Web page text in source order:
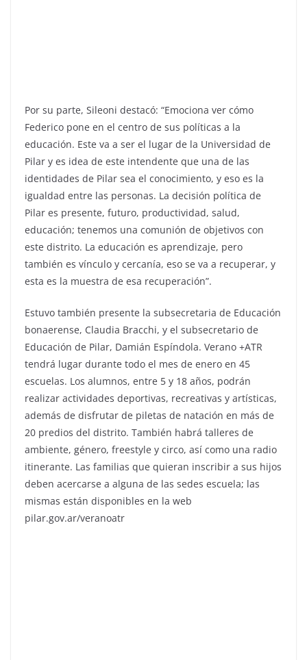
Por su parte, Sileoni destacó: “Emociona ver cómo
Federico pone en el centro de sus políticas a la
educación. Este va a ser el lugar de la Universidad de
Pilar y es idea de este intendente que una de las
identidades de Pilar sea el conocimiento, y eso es la
igualdad entre las personas. La decisión política de
Pilar es presente, futuro, productividad, salud,
educación; tenemos una comunión de objetivos con
este distrito. La educación es aprendizaje, pero
también es vínculo y cercanía, eso se va a recuperar, y
esta es la muestra de esa recuperación”.
Estuvo también presente la subsecretaria de Educación
bonaerense, Claudia Bracchi, y el subsecretario de
Educación de Pilar, Damián Espíndola. Verano +ATR
tendrá lugar durante todo el mes de enero en 45
escuelas. Los alumnos, entre 5 y 18 años, podrán
realizar actividades deportivas, recreativas y artísticas,
además de disfrutar de piletas de natación en más de
20 predios del distrito. También habrá talleres de
ambiente, género, freestyle y circo, así como una radio
itinerante. Las familias que quieran inscribir a sus hijos
deben acercarse a alguna de las sedes escuela; las
mismas están disponibles en la web
pilar.gov.ar/veranoatr